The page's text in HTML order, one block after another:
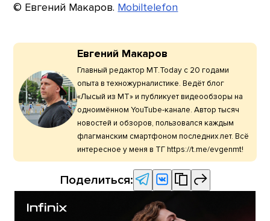
© Евгений Макаров. Mobiltelefon
Евгений Макаров
Главный редактор МТ.Today с 20 годами
опыта в техножурналистике. Ведёт блог
«Лысый из МТ» и публикует видеообзоры на
одноимённом YouTube-канале. Автор тысяч
новостей и обзоров, пользовался каждым
флагманским смартфоном последних лет. Всё
интересное у меня в ТГ https://t.me/evgenmt!
Поделиться: